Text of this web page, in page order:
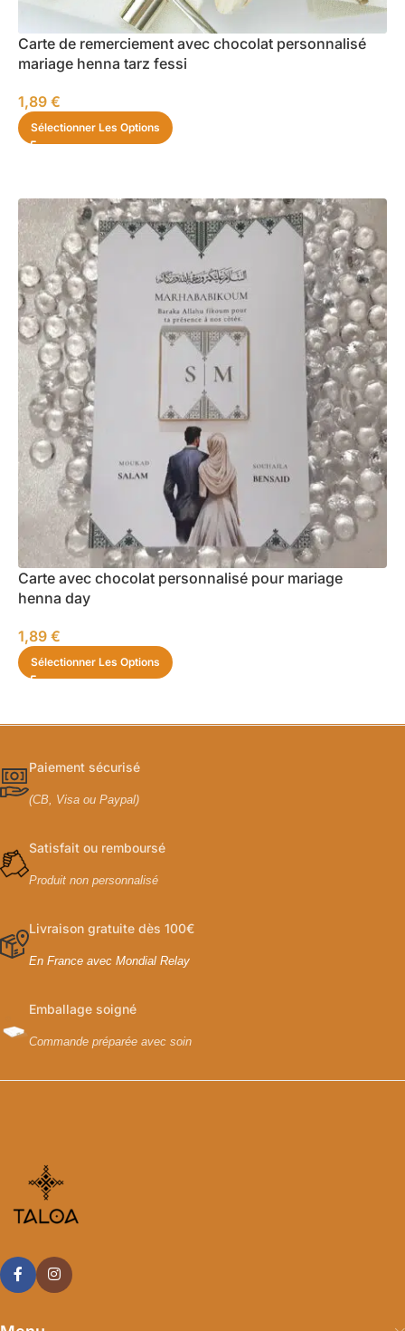
Carte de remerciement avec chocolat personnalisé
mariage henna tarz fessi
1,89 €
Sélectionner Les Options
Carte avec chocolat personnalisé pour mariage
henna day
1,89 €
Sélectionner Les Options
Paiement sécurisé
(CB, Visa ou Paypal)
Satisfait ou remboursé
Produit non personnalisé
Livraison gratuite dès 100€
En France avec Mondial Relay
Emballage soigné
Commande préparée avec soin